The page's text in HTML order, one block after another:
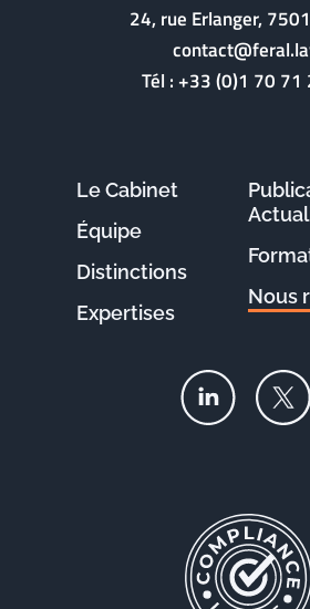
24, rue Erlanger,
Tél :+33 (0)1 70 71
Le Cabinet
Équipe
Distinctions
Expertises
Nous